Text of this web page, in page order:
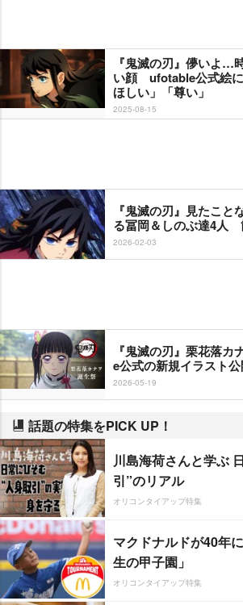
『鬼滅の刃』儚いよ…
い顔 ufotable公式絵
ほしい」「尊い」
2025-08-15
『鬼滅の刃』見たこと
る冨岡＆しのぶ達4人
2026-02-03
『鬼滅の刃』栗花落
e公式の新規イラスト
2026-05-19
話題の特集をPICK UP！
川島海荷さんと学ぶ
引”のリアル
オリコンタイアップ特集
マクドナルドが40年
生の甲子園」
オリコンタイアップ特集